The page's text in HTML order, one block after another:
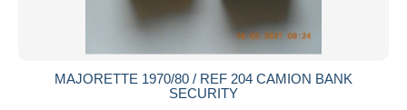
MAJORETTE 1970/80 / REF 204 CAMION BANK
SECURITY